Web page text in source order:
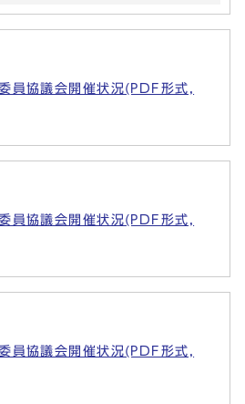
員協議会開催状況(PDF形式,
員協議会開催状況(PDF形式,
員協議会開催状況(PDF形式,